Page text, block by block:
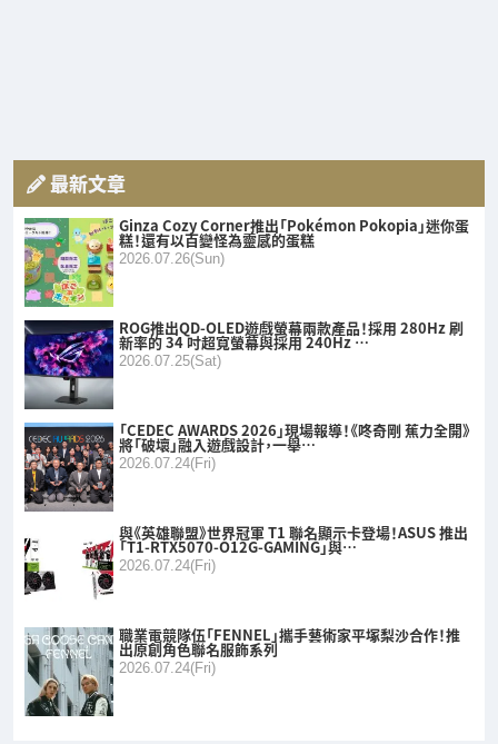
最新文章
Ginza Cozy Corner推出「Pokémon Pokopia」迷你蛋
糕！還有以百變怪為靈感的蛋糕
2026.07.26(Sun)
ROG推出QD-OLED遊戲螢幕兩款產品！採用 280Hz 刷
新率的 34 吋超寬螢幕與採用 240Hz …
2026.07.25(Sat)
「CEDEC AWARDS 2026」現場報導！《咚奇剛 蕉力全開》
將「破壞」融入遊戲設計，一舉…
2026.07.24(Fri)
與《英雄聯盟》世界冠軍 T1 聯名顯示卡登場！ASUS 推出
「T1-RTX5070-O12G-GAMING」與…
2026.07.24(Fri)
職業電競隊伍「FENNEL」攜手藝術家平塚梨沙合作！推
出原創角色聯名服飾系列
2026.07.24(Fri)